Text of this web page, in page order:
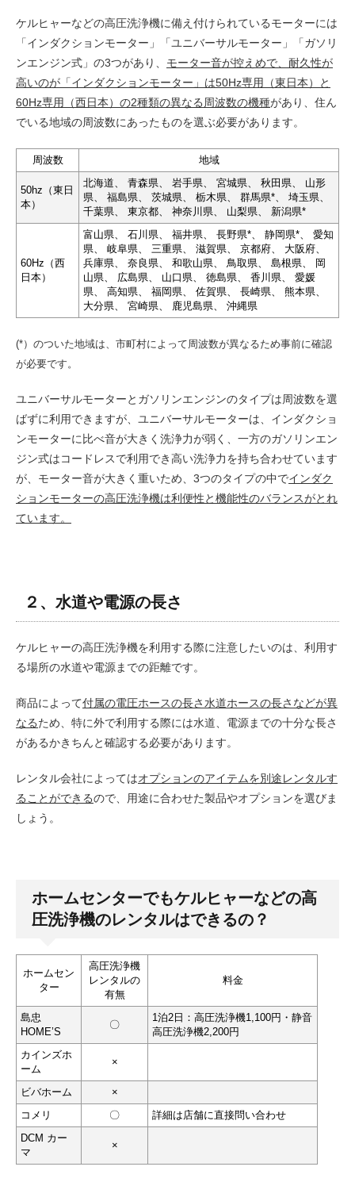
ケルヒャーなどの高圧洗浄機に備え付けられているモーターには
「インダクションモーター」「ユニバーサルモーター」「ガソリ
ンエンジン式」の3つがあり、 モーター音が控えめで、耐久性が
高いのが「インダクションモーター」は50Hz専用（東日本）と
60Hz専用（西日本）の2種類の異なる周波数の機種があり、住ん
でいる地域の周波数にあったものを選ぶ必要があります。
周波数 地域
50hz（東日
本）
北海道、 青森県、 岩手県、 宮城県、 秋田県、 山形
県、 福島県、 茨城県、 栃木県、 群馬県*、 埼玉県、
千葉県、 東京都、 神奈川県、 山梨県、 新潟県*
60Hz（西
日本）
富山県、 石川県、 福井県、 長野県*、 静岡県*、 愛知
県、 岐阜県、 三重県、 滋賀県、 京都府、 大阪府、
兵庫県、 奈良県、 和歌山県、 鳥取県、 島根県、 岡
山県、 広島県、 山口県、 徳島県、 香川県、 愛媛
県、 高知県、 福岡県、 佐賀県、 長崎県、 熊本県、
大分県、 宮崎県、 鹿児島県、 沖縄県
(*）のついた地域は、市町村によって周波数が異なるため事前に確認
が必要です。
ユニバーサルモーターとガソリンエンジンのタイプは周波数を選
ばずに利用できますが、ユニバーサルモーターは、インダクショ
ンモーターに比べ音が大きく洗浄力が弱く、一方のガソリンエン
ジン式はコードレスで利用でき高い洗浄力を持ち合わせています
が、モーター音が大きく重いため、3つのタイプの中でインダク
ションモーターの高圧洗浄機は利便性と機能性のバランスがとれ
ています。
２、水道や電源の長さ
ケルヒャーの高圧洗浄機を利用する際に注意したいのは、利用す
る場所の水道や電源までの距離です。
商品によって付属の電圧ホースの長さ水道ホースの長さなどが異
なるため、特に外で利用する際には水道、電源までの十分な長さ
があるかきちんと確認する必要があります。
レンタル会社によってはオプションのアイテムを別途レンタルす
ることができるので、用途に合わせた製品やオプションを選びま
しょう。
ホームセンターでもケルヒャーなどの高
圧洗浄機のレンタルはできるの？
ホームセン
ター
高圧洗浄機
レンタルの
有無
料金
島忠
HOME’S
〇
1泊2日：高圧洗浄機1,100円・静音
高圧洗浄機2,200円
カインズホ
ーム
×
ビバホーム
×
コメリ
〇
詳細は店舗に直接問い合わせ
DCM カー
マ
×